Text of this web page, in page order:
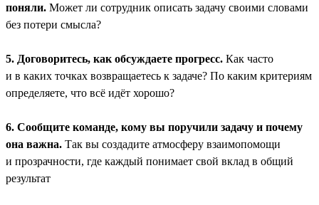
поняли. Может ли сотрудник описать задачу своими словами
без потери смысла?
5. Договоритесь, как обсуждаете прогресс. Как часто
и в каких точках возвращаетесь к задаче? По каким критериям
определяете, что всё идёт хорошо?
6. Сообщите команде, кому вы поручили задачу и почему
она важна. Так вы создадите атмосферу взаимопомощи
и прозрачности, где каждый понимает свой вклад в общий
результат